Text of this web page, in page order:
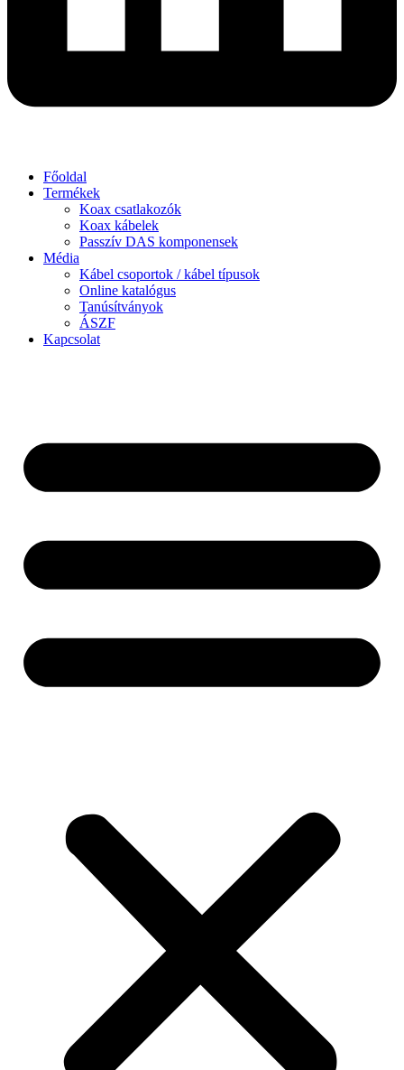
Főoldal
Termékek
Koax csatlakozók
Koax kábelek
Passzív DAS komponensek
Média
Kábel csoportok / kábel típusok
Online katalógus
Tanúsítványok
ÁSZF
Kapcsolat